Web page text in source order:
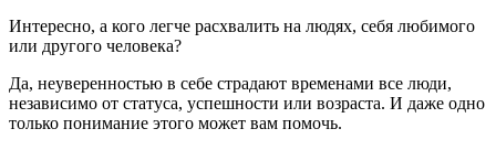
Интересно, а кого легче расхвалить на людях, себя любимого
или другого человека?
Да, неуверенностью в себе страдают временами все люди,
независимо от статуса, успешности или возраста. И даже одно
только понимание этого может вам помочь.